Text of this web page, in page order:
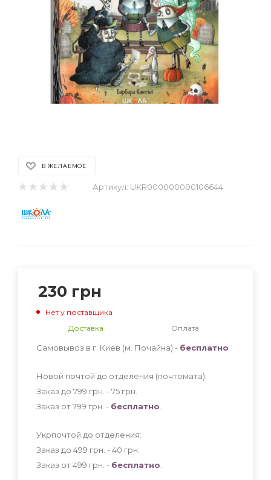
В ЖЕЛАЕМОЕ
Артикул: UKR000000000106644
230 грн
Нет у поставщика
Доставка
Оплата
Самовывоз в г. Киев (м. Почайна) - бесплатно
Новой почтой до отделения (почтомата):
Заказ до 799 грн. - 75 грн
Заказ от 799 грн. - бесплатно
Укрпочтой до отделения:
Заказ до 499 грн. - 40 грн
Заказ от 499 грн. - бесплатно